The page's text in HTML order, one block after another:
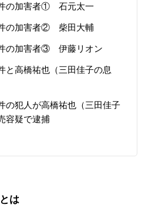
の加害者① 石元太一
の加害者② 柴田大輔
の加害者③ 伊藤リオン
と高橋祐也（三田佳子の息
の犯人が高橋祐也（三田佳子
容疑で逮捕
は